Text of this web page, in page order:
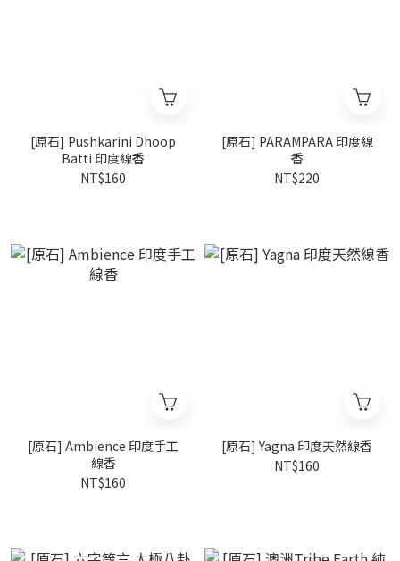
[原石] Pushkarini Dhoop
Batti 印度線香
NT$160
[原石] PARAMPARA 印度線
香
NT$220
[原石] Ambience 印度手工
線香
NT$160
[原石] Yagna 印度天然線香
NT$160